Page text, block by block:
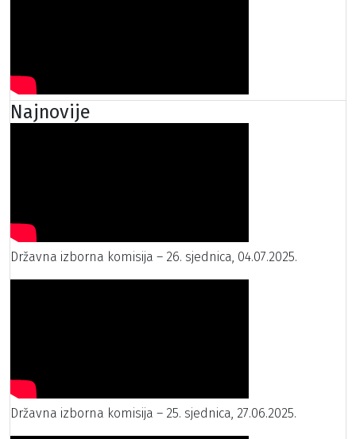
Najnovije
Državna izborna komisija – 26. sjednica, 04.07.2025.
Državna izborna komisija – 25. sjednica, 27.06.2025.